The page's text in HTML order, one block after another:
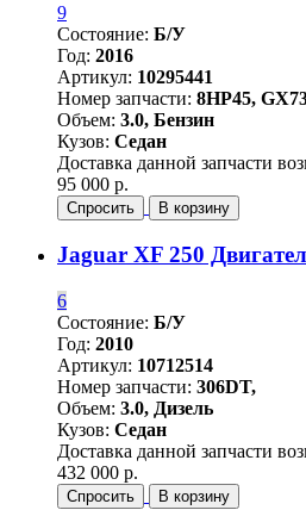
9
Состояние: Б/У
Год: 2016
Артикул: 10295441
Номер запчасти: 8HP45,
Объем: 3.0, Бензин
Кузов: Седан
Доставка данной запчасти
95 000 р.
Спросить В корзину
Jaguar XF 250
6
Состояние: Б/У
Год: 2010
Артикул: 10712514
Номер запчасти: 306DT,
Объем: 3.0, Дизель
Кузов: Седан
Доставка данной запчасти
432 000 р.
Спросить В корзину